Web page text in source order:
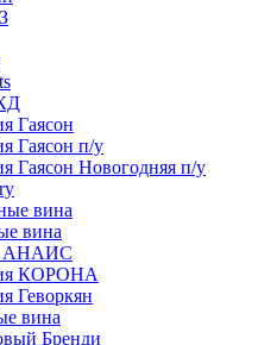
Гаясон
Гаясон п/у
Гаясон Новогодняя п/у
вина
вина
АНАИС
КОРОНА
Геворкян
вина
Бренди